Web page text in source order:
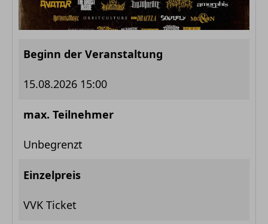
Beginn der Veranstaltung
15.08.2026 15:00
max. Teilnehmer
Unbegrenzt
Einzelpreis
VVK Ticket